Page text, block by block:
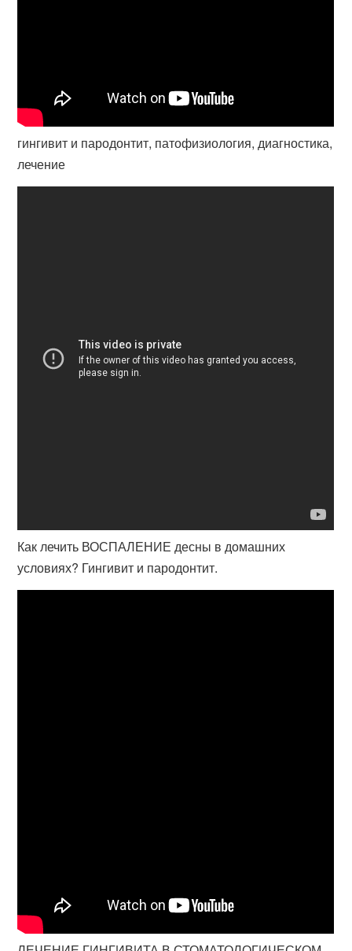
гингивит и пародонтит, патофизиология, диагностика,
лечение
Как лечить ВОСПАЛЕНИЕ десны в домашних
условиях? Гингивит и пародонтит.